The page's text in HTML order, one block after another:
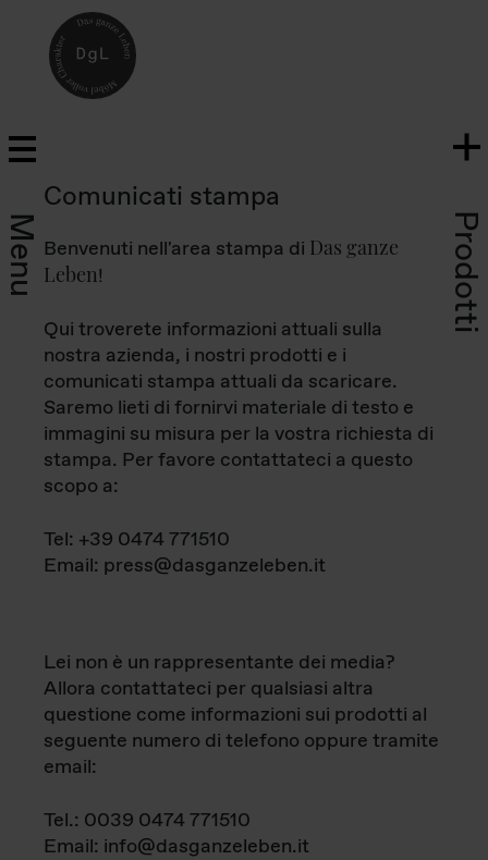
Menu Prodotti
Comunicati stampa
Benvenuti nell'area stampa di Das ganze
Leben!
Qui troverete informazioni attuali sulla
nostra azienda, i nostri prodotti e i
comunicati stampa attuali da scaricare.
Saremo lieti di fornirvi materiale di testo e
immagini su misura per la vostra richiesta di
stampa. Per favore contattateci a questo
scopo a:
Tel: +39 0474 771510
Email: press@dasganzeleben.it
Lei non è un rappresentante dei media?
Allora contattateci per qualsiasi altra
questione come informazioni sui prodotti al
seguente numero di telefono oppure tramite
email:
Tel.: 0039 0474 771510
Email: info@dasganzeleben.it